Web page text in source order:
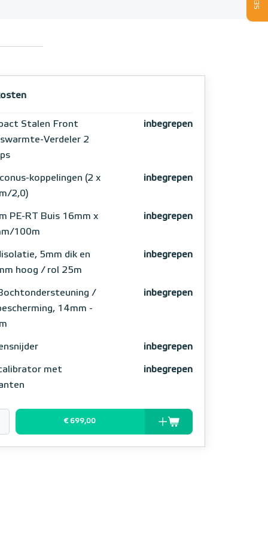
Stalen Front
Verdeler 2
inbegrepen
koppelingen (2 x
2,0)
inbegrepen
PE-RT Buis 16mm x
100m
inbegrepen
5mm dik en
hoog / rol 25m
inbegrepen
/
14mm -
inbegrepen
inbegrepen
met
inbegrepen
€ 699,00